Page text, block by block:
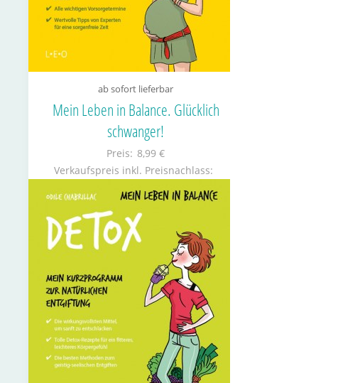
ab sofort lieferbar
Mein Leben in Balance. Glücklich
schwanger!
Preis: 8,99 €
Verkaufspreis inkl. Preisnachlass: